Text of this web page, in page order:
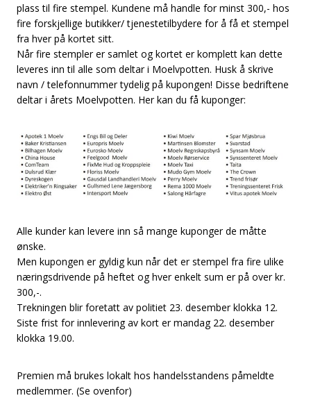
plass til fire stempel. Kundene må handle for minst 300,- hos
fire forskjellige butikker/ tjenestetilbydere for å få et stempel
fra hver på kortet sitt.
Når fire stempler er samlet og kortet er komplett kan dette
leveres inn til alle som deltar i Moelvpotten. Husk å skrive
navn / telefonnummer tydelig på kupongen! Disse bedriftene
deltar i årets Moelvpotten. Her kan du få kuponger:
Alle kunder kan levere inn så mange kuponger de måtte
ønske.
Men kupongen er gyldig kun når det er stempel fra fire ulike
næringsdrivende på heftet og hver enkelt sum er på over kr.
300,-.
Trekningen blir foretatt av politiet 23. desember klokka 12.
Siste frist for innlevering av kort er mandag 22. desember
klokka 19.00.
Premien må brukes lokalt hos handelsstandens påmeldte
medlemmer. (Se ovenfor)